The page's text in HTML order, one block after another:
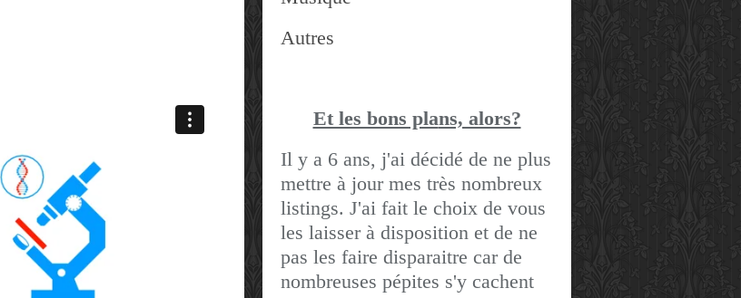
Autres
Et les bons plans, alors?
Il y a 6 ans, j'ai décidé de ne plus
mettre à jour mes très nombreux
listings. J'ai fait le choix de vous
les laisser à disposition et de ne
pas les faire disparaitre car de
nombreuses pépites s'y cachent